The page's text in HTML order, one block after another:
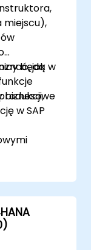
miejscu),
jak
będą w
biznesowe
w SAP